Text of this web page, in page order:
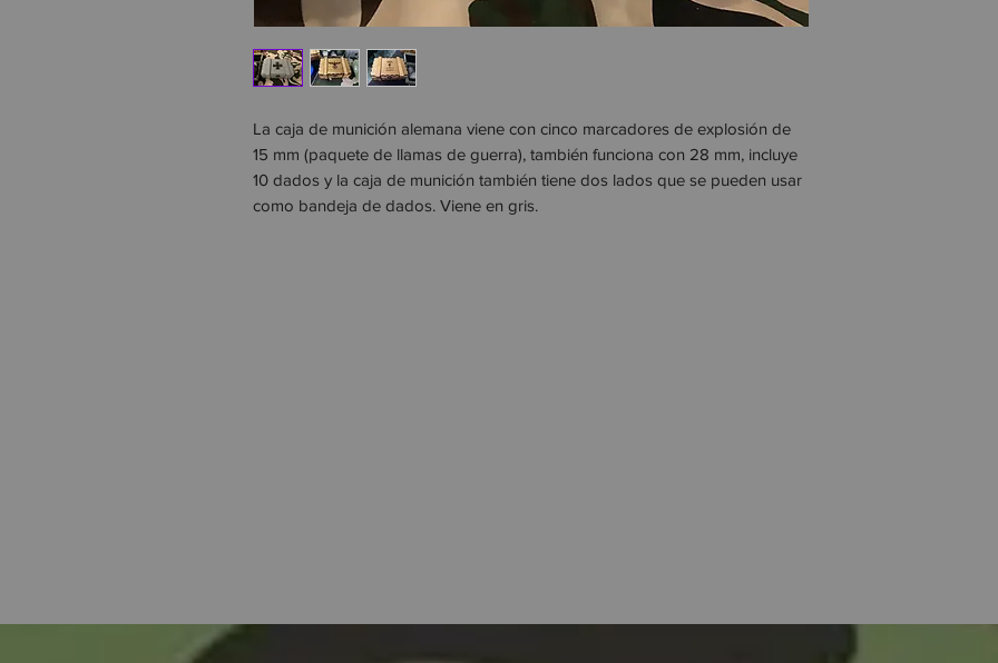
La caja de munición alemana viene con cinco marcadores de explosión de
15 mm (paquete de llamas de guerra), también funciona con 28 mm, incluye
10 dados y la caja de munición también tiene dos lados que se pueden usar
como bandeja de dados. Viene en gris.